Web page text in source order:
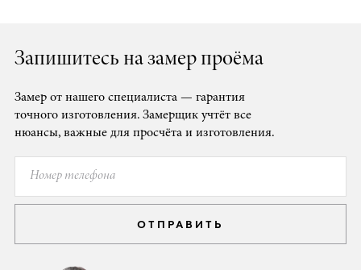
Запишитесь на замер проёма
Замер от нашего специалиста — гарантия
точного изготовления. Замерщик учтёт все
нюансы, важные для просчёта и изготовления.
ОТПРАВИТЬ